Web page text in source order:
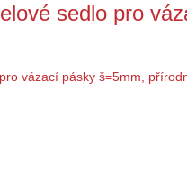
sedlo pro